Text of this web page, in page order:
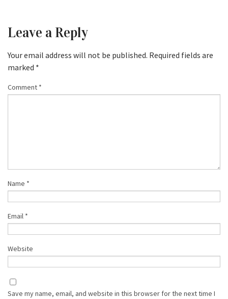
Leave a Reply
Your email address will not be published. Required fields are
marked *
Comment *
Name *
Email *
Website
Save my name, email, and website in this browser for the next time I